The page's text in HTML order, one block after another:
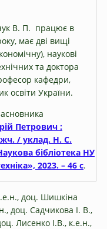
В. П. працює в
має дві вищі
наукові
та доктора
кафедри,
освіти України.
Петрович :
/ уклад. Н. С.
бібліотека НУ
2023. – 46 с.
доц. Шишкіна
доц. Садчикова І. В.,
Лисенко І.В., к.е.н.,